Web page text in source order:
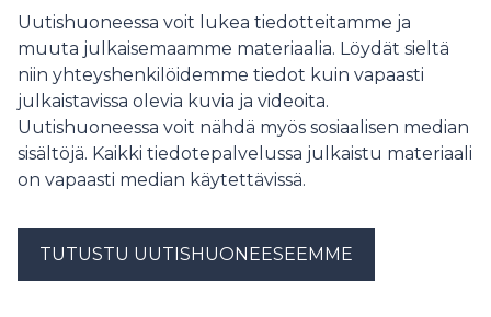
ympäristökriisien liekkeihin.
Uutishuoneessa voit lukea tiedotteitamme ja
muuta julkaisemaamme materiaalia. Löydät sieltä
niin yhteyshenkilöidemme tiedot kuin vapaasti
julkaistavissa olevia kuvia ja videoita.
Uutishuoneessa voit nähdä myös sosiaalisen median
sisältöjä. Kaikki tiedotepalvelussa julkaistu materiaali
on vapaasti median käytettävissä.
TUTUSTU UUTISHUONEESEEMME